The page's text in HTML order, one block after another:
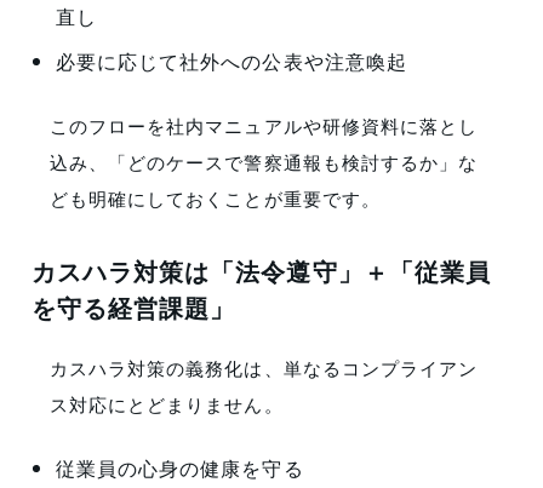
直し
必要に応じて社外への公表や注意喚起
このフローを社内マニュアルや研修資料に落とし
込み、「どのケースで警察通報も検討するか」な
ども明確にしておくことが重要です。
カスハラ対策は「法令遵守」＋「従業員
を守る経営課題」
カスハラ対策の義務化は、単なるコンプライアン
ス対応にとどまりません。
従業員の心身の健康を守る